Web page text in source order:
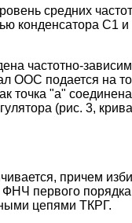
средних
конденсатора С1
частотно-
ООС подается на
точка "а"
(рис. 3,
причем
первого
цепями ТКРГ.